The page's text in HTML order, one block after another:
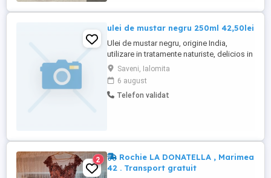
ulei de mustar negru 250ml 42,50lei
Ulei de mustar negru, origine India,
utilizare in tratamente naturiste, delicios in
salate, sosuri, in gatitul in stil asiatic, iar
extern calmeaza cu succes durerile
articulare si reumatice iin masaj usor si
este unul din uleiurile preferate in
Saveni, Ialomita
6 august
Telefon validat
2
Rochie LA DONATELLA , Marimea
42 . Transport gratuit